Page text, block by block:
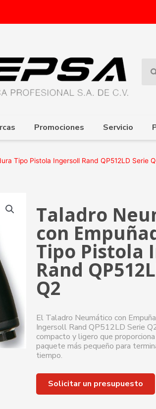
Promociones Servicio
Tipo Pistola Ingersoll Rand QP512LD Serie
Taladro
con
Tipo Pistola
Rand
Q2
El Taladro Neumático con
Ingersoll Rand QP512LD Serie
compacto y ligero que
paquete más pequeño para
tiempo.
Solicitar un presupuesto